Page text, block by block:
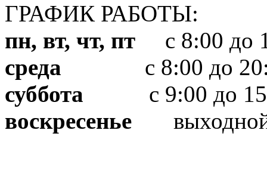
ГРАФИК РАБОТЫ:
пн, вт, чт, пт с 8:00 до
среда с 8:00 до
суббота с 9:00 до
воскресенье